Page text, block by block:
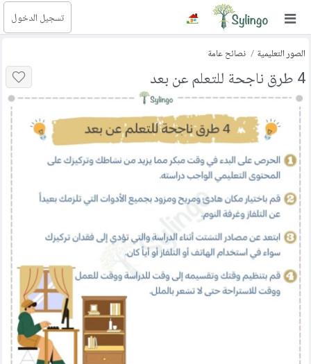
تسجيل الدخول
بحث
الصفحة الرئيسية
المكتبة
المدونة
الصور التعليمية
تغيير اللغة
الصور التعليمية نصائح عامة
4 طرق ناجحة للتعلم عن بعد